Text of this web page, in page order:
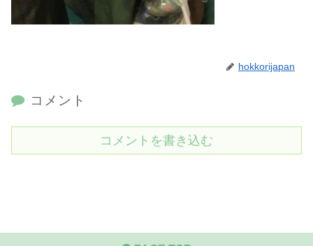
hokkorijapan
コメント
コメントを書き込む